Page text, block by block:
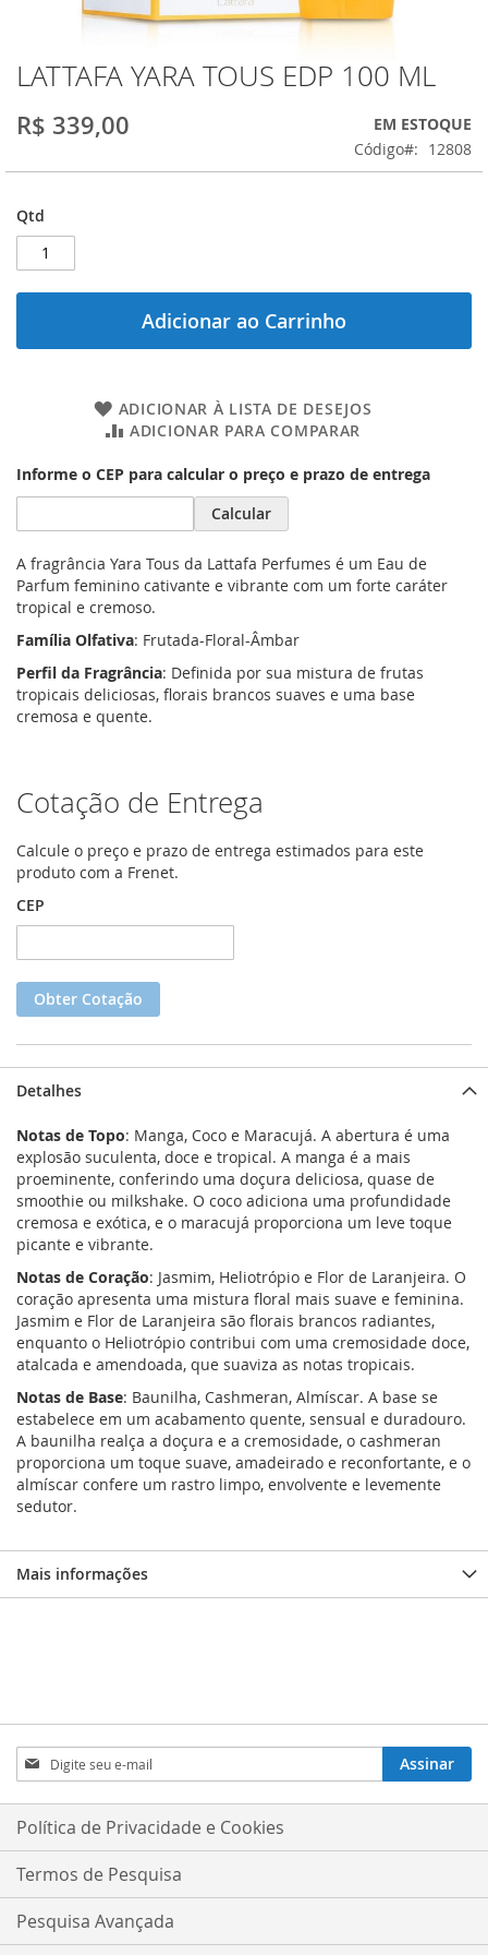
Saltar
para
o
início
Galeria
imagens
LATTAFA YARA TOUS EDP 100 ML
R$ 339,00
EM ESTOQUE
Código
12808
Qtd
Adicionar ao Carrinho
ADICIONAR À LISTA DE DESEJOS
ADICIONAR PARA COMPARAR
Informe o CEP para calcular o preço e prazo de entrega
Calcular
A fragrância Yara Tous da Lattafa Perfumes é um Eau de
Parfum feminino cativante e vibrante com um forte caráter
tropical e cremoso.
Família Olfativa: Frutada-Floral-Âmbar
Perfil da Fragrância: Definida por sua mistura de frutas
tropicais deliciosas, florais brancos suaves e uma base
cremosa e quente.
Cotação de Entrega
Calcule o preço e prazo de entrega estimados para este
produto com a Frenet.
CEP
Obter Cotação
Detalhes
Notas de Topo: Manga, Coco e Maracujá. A abertura é uma
explosão suculenta, doce e tropical. A manga é a mais
proeminente, conferindo uma doçura deliciosa, quase de
smoothie ou milkshake. O coco adiciona uma profundidade
cremosa e exótica, e o maracujá proporciona um leve toque
picante e vibrante.
Notas de Coração: Jasmim, Heliotrópio e Flor de Laranjeira. O
coração apresenta uma mistura floral mais suave e feminina.
Jasmim e Flor de Laranjeira são florais brancos radiantes,
enquanto o Heliotrópio contribui com uma cremosidade doce,
atalcada e amendoada, que suaviza as notas tropicais.
Notas de Base: Baunilha, Cashmeran, Almíscar. A base se
estabelece em um acabamento quente, sensual e duradouro.
A baunilha realça a doçura e a cremosidade, o cashmeran
proporciona um toque suave, amadeirado e reconfortante, e o
almíscar confere um rastro limpo, envolvente e levemente
sedutor.
Mais informações
Inscreva-
se
na
nossa
Assinar
Política de Privacidade e Cookies
Termos de Pesquisa
Pesquisa Avançada